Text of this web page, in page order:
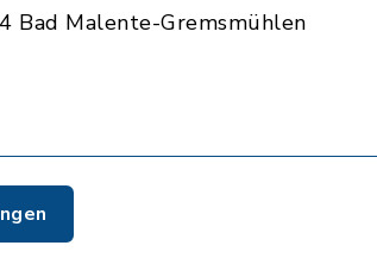
Bad Malente-Gremsmühlen